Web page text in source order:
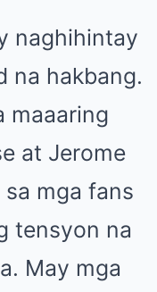
naghihintay
na hakbang.
maaaring
at Jerome
mga fans
tensyon na
May mga